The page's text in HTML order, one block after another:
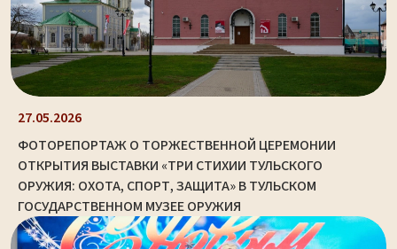
27.05.2026
ФОТОРЕПОРТАЖ О ТОРЖЕСТВЕННОЙ ЦЕРЕМОНИИ
ОТКРЫТИЯ ВЫСТАВКИ «ТРИ СТИХИИ ТУЛЬСКОГО
ОРУЖИЯ: ОХОТА, СПОРТ, ЗАЩИТА» В ТУЛЬСКОМ
ГОСУДАРСТВЕННОМ МУЗЕЕ ОРУЖИЯ